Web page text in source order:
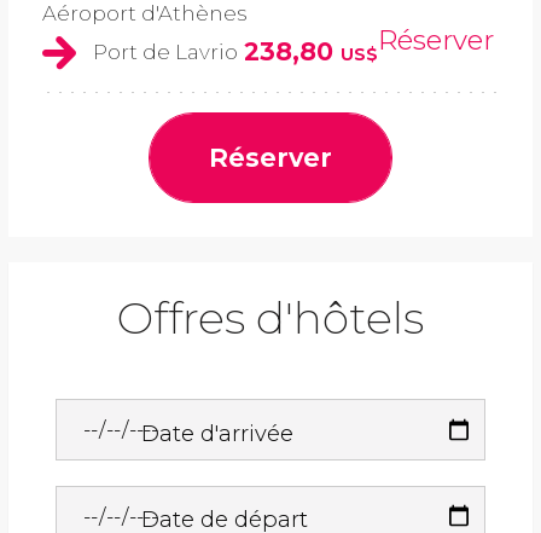
Aéroport d'Athènes
Port de Lavrio 238,80 US$Réserver
Réserver
Offres d'hôtels
Date d'arrivée
Date de départ